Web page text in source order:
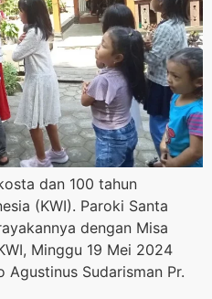
dan 100 tahun
(KWI). Paroki Santa
dengan Misa
Minggu 19 Mei 2024
Sudarisman Pr.